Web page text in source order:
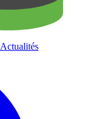
Actualités